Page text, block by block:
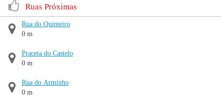
Ruas Próximas
Rua do Quinteiro
0 m
Praceta do Castelo
0 m
Rua do Arminho
0 m